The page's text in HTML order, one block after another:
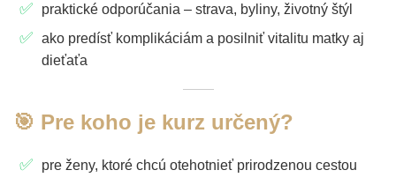
praktické odporúčania – strava, byliny, životný štýl
ako predísť komplikáciám a posilniť vitalitu matky aj
dieťaťa
🎯 Pre koho je kurz určený?
pre ženy, ktoré chcú otehotnieť prirodzenou cestou